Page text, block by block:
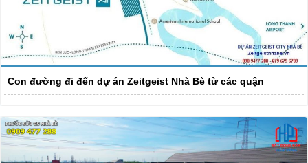
Con đường đi đến dự án Zeitgeist Nhà Bè từ các quận